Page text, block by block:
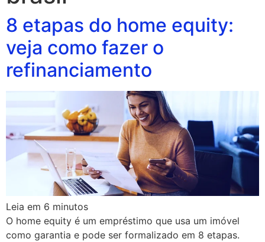
8 etapas do home equity:
veja como fazer o
refinanciamento
Leia em 6 minutos
O home equity é um empréstimo que usa um imóvel
como garantia e pode ser formalizado em 8 etapas.